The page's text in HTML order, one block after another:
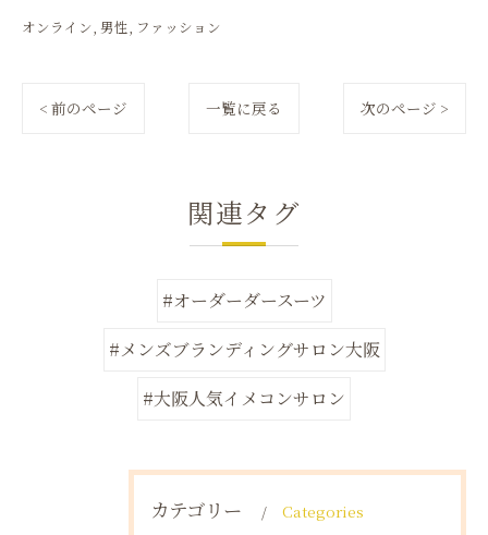
オンライン 男性 ファッション
< 前のページ 一覧に戻る 次のページ >
関連タグ
#オーダーダースーツ
#メンズブランディングサロン大阪
#大阪人気イメコンサロン
カテゴリー Categories